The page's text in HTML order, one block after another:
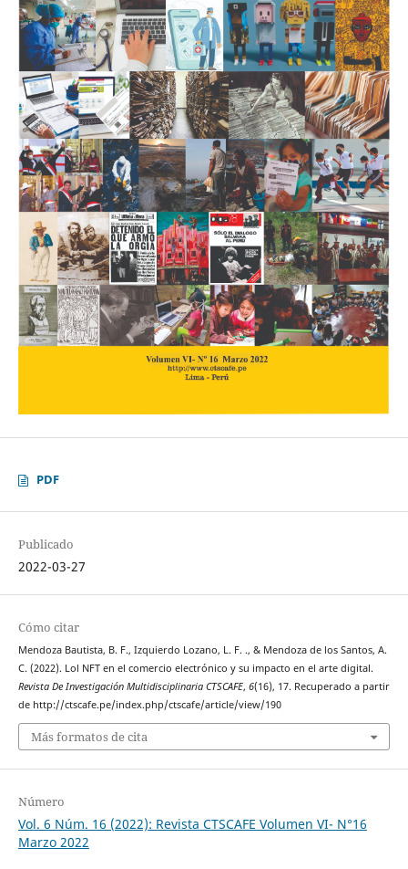
PDF
Publicado
2022-03-27
Cómo citar
Mendoza Bautista, B. F., Izquierdo Lozano, L. F. ., & Mendoza de los Santos, A.
C. (2022). Lol NFT en el comercio electrónico y su impacto en el arte digital.
Revista De Investigación Multidisciplinaria CTSCAFE, 6(16), 17. Recuperado a partir
de http://ctscafe.pe/index.php/ctscafe/article/view/190
Más formatos de cita
Número
Vol. 6 Núm. 16 (2022): Revista CTSCAFE Volumen VI- N°16
Marzo 2022